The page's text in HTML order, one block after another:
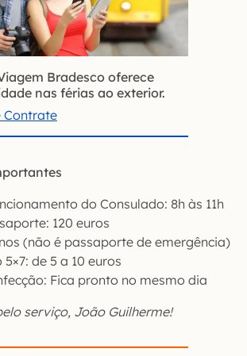
Bradesco oferece
nas férias ao exterior.
Contrate
do Consulado: 8h às 11h
120 euros
(não é passaporte de emergência)
de 5 a 10 euros
Fica pronto no mesmo dia
serviço, João Guilherme!